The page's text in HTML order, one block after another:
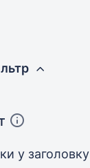
у заголовку